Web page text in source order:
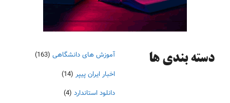
دسته‌ بندی ها آموزش های دانشگاهی (163)
اخبار ایران پیپر (14)
دانلود استاندارد (4)